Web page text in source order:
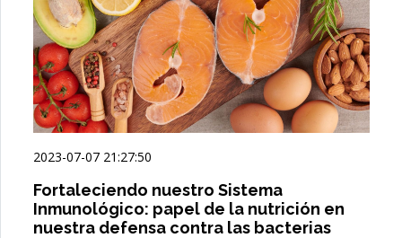
2023-07-07 21:27:50
Fortaleciendo nuestro Sistema
Inmunológico: papel de la nutrición en
nuestra defensa contra las bacterias